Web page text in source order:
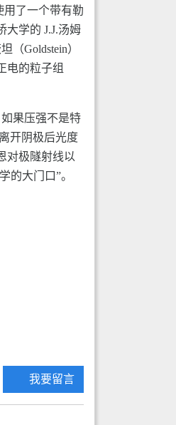
用了一个带有勒
大学的 J.J.汤姆
（Goldstein）
电的粒子组
果压强不是特
开阴极后光度
对极隧射线以
的大门口”。
我要留言